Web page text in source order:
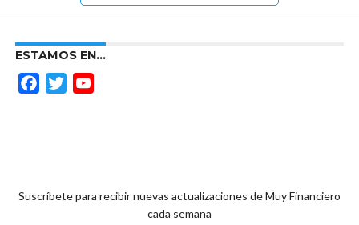
ESTAMOS EN…
FacebookTwitter
Suscríbete para recibir nuevas actualizaciones de Muy Financiero
cada semana